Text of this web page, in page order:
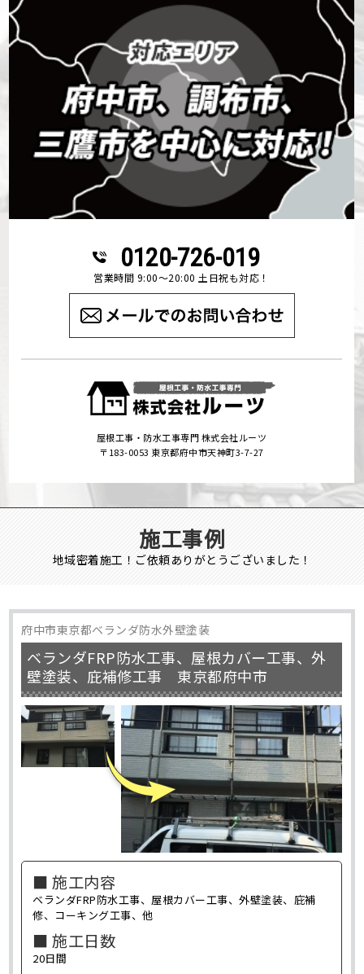
0120-726-019
営業時間 9:00～20:00 土日祝も対応！
屋根工事・防水工事専門 株式会社ルーツ
〒183-0053 東京都府中市天神町3-7-27
施工事例
地域密着施工！ご依頼ありがとうございました！
府中市東京都ベランダ防水外壁塗装
ベランダFRP防水工事、屋根カバー工事、外
壁塗装、庇補修工事 東京都府中市
■ 施工内容
ベランダFRP防水工事、屋根カバー工事、外壁塗装、庇補
修、コーキング工事、他
■ 施工日数
20日間